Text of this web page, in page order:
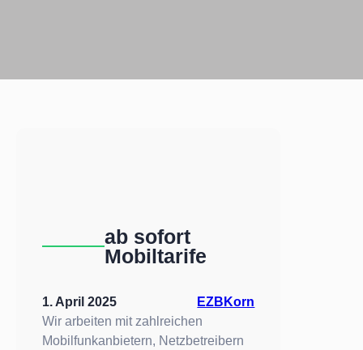
ab sofort
Mobiltarife
1. April 2025
EZBKorn
Wir arbeiten mit zahlreichen
Mobilfunkanbietern, Netzbetreibern